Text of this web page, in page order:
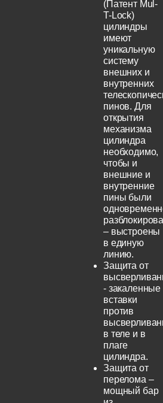
(Патент Mul-
T-Lock)
цилиндры
имеют
уникальную
систему
внешних и
внутренних
пинов. Для
открытия
механизма
цилиндра
необходимо,
чтобы и
внешние и
внутренние
пины были
– выстроены
в единую
линию.
Защита от
- закаленные
вставки
против
в теле и в
плаге
цилиндра.
Защита от
перелома –
мощный бар